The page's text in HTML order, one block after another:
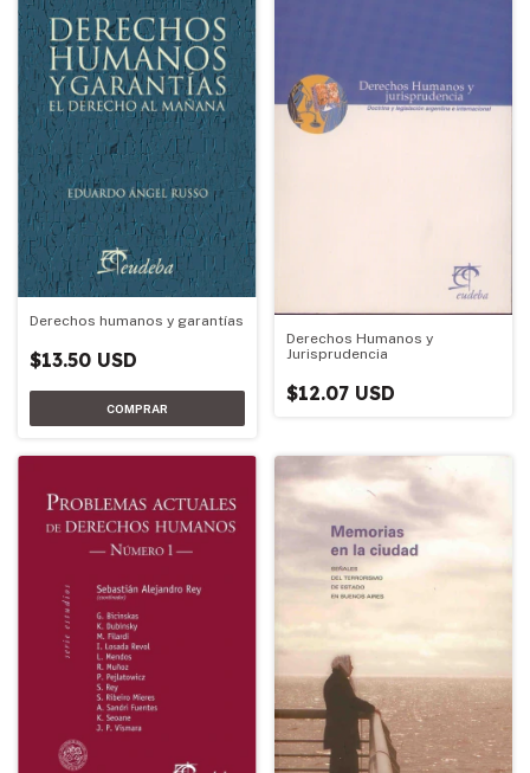
Derechos humanos y garantías
$13.50 USD
Derechos Humanos y
Jurisprudencia
$12.07 USD